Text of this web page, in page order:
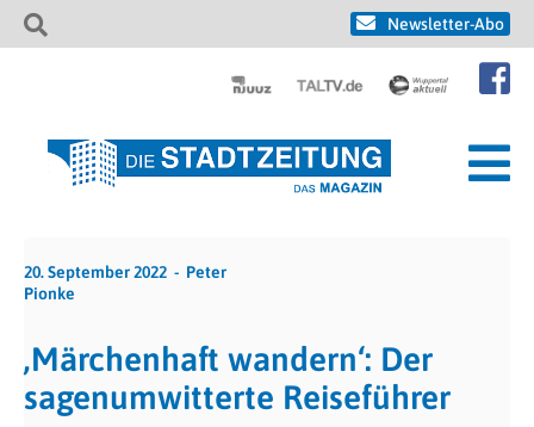
Newsletter-Abo
20. September 2022
Peter
Pionke
‚Märchenhaft wandern‘: Der
sagenumwitterte Reiseführer